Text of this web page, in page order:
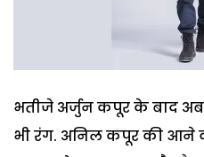
भतीजे अर्जुन कपूर के बाद
भी रंग. अनिल कपूर की आने